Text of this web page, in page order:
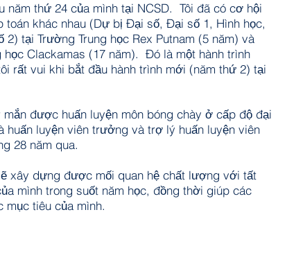
năm thứ 24 của mình tại NCSD. Tôi đã có cơ hội
toán khác nhau (Dự bị Đại số, Đại số 1, Hình học,
2) tại Trường Trung học Rex Putnam (5 năm) và
học Clackamas (17 năm). Đó là một hành trình
rất vui khi bắt đầu hành trình mới (năm thứ 2) tại
mắn được huấn luyện môn bóng chày ở cấp độ đại
huấn luyện viên trưởng và trợ lý huấn luyện viên
28 năm qua.
xây dựng được mối quan hệ chất lượng với tất
mình trong suốt năm học, đồng thời giúp các
mục tiêu của mình.